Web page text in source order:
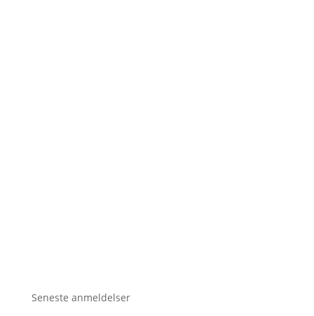
Seneste anmeldelser